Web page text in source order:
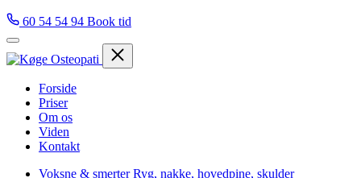
60 54 54 94 Book tid
Forside
Priser
Om os
Viden
Kontakt
Voksne & smerter Ryg, nakke, hovedpine, skulder